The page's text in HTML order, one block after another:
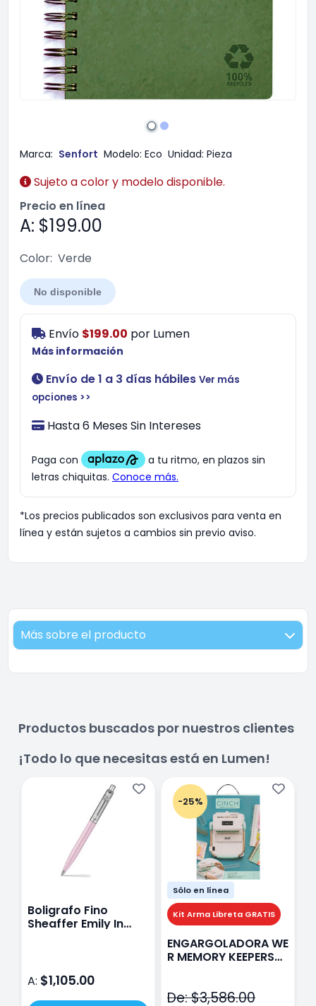
Marca: Senfort Modelo: Eco Unidad: Pieza
Sujeto a color y modelo disponible.
Precio en línea
A: $199.00
Color: Verde
No disponible
Envío $199.00 por Lumen
Más información
Envío de 1 a 3 días hábiles Ver más
opciones >>
Hasta 6 Meses Sin Intereses
*Los precios publicados son exclusivos para venta en
línea y están sujetos a cambios sin previo aviso.
Más sobre el producto
Productos buscados por nuestros clientes
¡Todo lo que necesitas está en Lumen!
Boligrafo Fino
Sheaffer Emily In
A: $1,105.00
-25%
Sólo en línea
Kit Arma Libreta GRATIS
ENGARGOLADORA WE
R MEMORY KEEPERS
De: $3,586.00